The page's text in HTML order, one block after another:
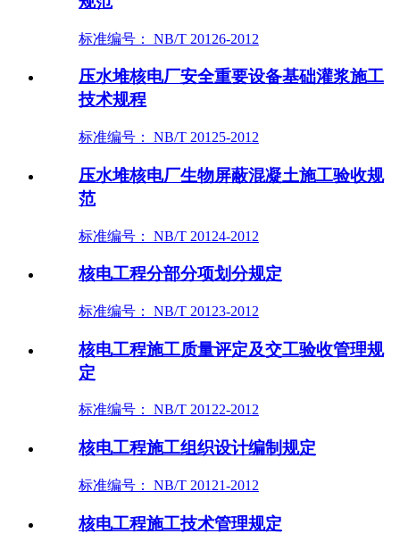
标准编号： NB/T 20126-2012
压水堆核电厂安全重要设备基础灌浆施工
技术规程
标准编号： NB/T 20125-2012
压水堆核电厂生物屏蔽混凝土施工验收规
范
标准编号： NB/T 20124-2012
核电工程分部分项划分规定
标准编号： NB/T 20123-2012
核电工程施工质量评定及交工验收管理规
定
标准编号： NB/T 20122-2012
核电工程施工组织设计编制规定
标准编号： NB/T 20121-2012
核电工程施工技术管理规定